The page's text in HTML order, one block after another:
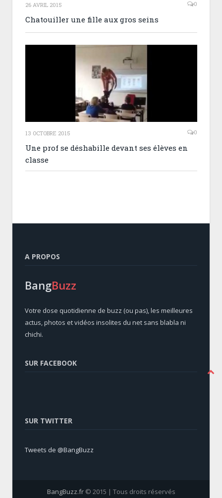
26 AVRIL 2015 0
Chatouiller une fille aux gros seins
13 OCTOBRE 2015 0
Une prof se déshabille devant ses élèves en
classe
A PROPOS
BangBuzz
Votre dose quotidienne de buzz (ou pas), les meilleures
actus, photos et vidéos insolites du net sans blabla ni
chichi.
SUR FACEBOOK
SUR TWITTER
Tweets de @BangBuzz
BangBuzz.fr© 2015 | Tous droits réservés